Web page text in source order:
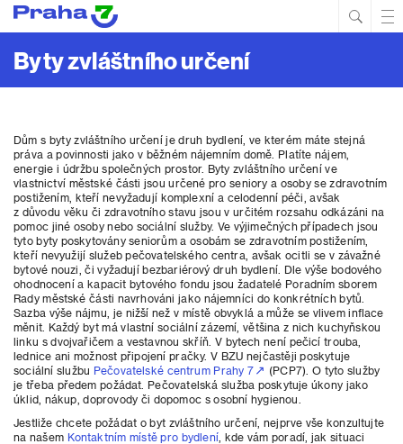
Byty zvláštního určení
Dům s byty zvláštního určení je druh bydlení, ve kterém máte stejná
práva a povinnosti jako v běžném nájemním domě. Platíte nájem,
energie i údržbu společných prostor. Byty zvláštního určení ve
vlastnictví městské části jsou určené pro seniory a osoby se zdravotním
postižením, kteří nevyžadují komplexní a celodenní péči, avšak
z důvodu věku či zdravotního stavu jsou v určitém rozsahu odkázáni na
pomoc jiné osoby nebo sociální služby. Ve výjimečných případech jsou
tyto byty poskytovány seniorům a osobám se zdravotním postižením,
kteří nevyužijí služeb pečovatelského centra, avšak ocitli se v závažné
bytové nouzi, či vyžadují bezbariérový druh bydlení. Dle výše bodového
ohodnocení a kapacit bytového fondu jsou žadatelé Poradním sborem
Rady městské části navrhováni jako nájemníci do konkrétních bytů.
Sazba výše nájmu, je nižší než v místě obvyklá a může se vlivem inflace
měnit. Každý byt má vlastní sociální zázemí, většina z nich kuchyňskou
linku s dvojvařičem a vestavnou skříň. V bytech není pečicí trouba,
lednice ani možnost připojení pračky. V BZU nejčastěji poskytuje
sociální službu Pečovatelské centrum Prahy 7
(PCP7). O tyto služby
je třeba předem požádat. Pečovatelská služba poskytuje úkony jako
úklid, nákup, doprovody či dopomoc s osobní hygienou.
Jestliže chcete požádat o byt zvláštního určení, nejprve vše konzultujte
na našem Kontaktním místě pro bydlení, kde vám poradí, jak situaci